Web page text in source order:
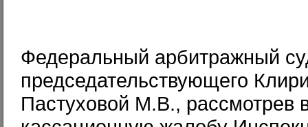
Федеральный арбитражный
председательствующего
Пастуховой М.В., рассмотрев